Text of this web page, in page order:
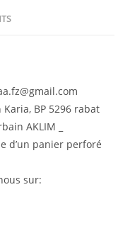
BP 5296 rabat
AKLIM _
d’un panier perforé
sur: